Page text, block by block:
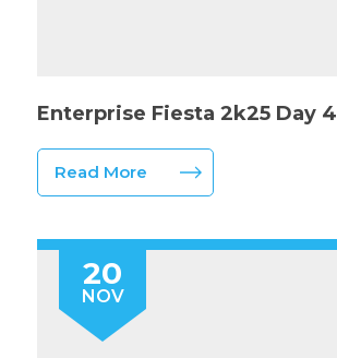
Enterprise Fiesta 2k25 Day 4
Read More
20
NOV